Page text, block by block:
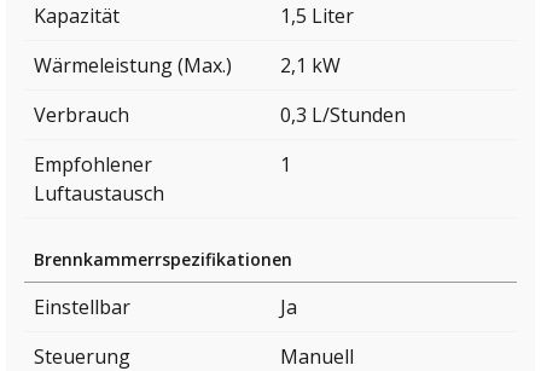
Kapazität
1,5 Liter
Wärmeleistung (Max.)
2,1 kW
Verbrauch
0,3 L/Stunden
Empfohlener
Luftaustausch
1
Brennkammerrspezifikationen
Einstellbar
Ja
Steuerung
Manuell